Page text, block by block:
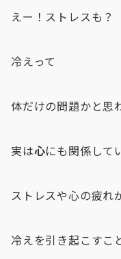
えー！ストレスも？
冷えって
体だけの問題かと思
実は心にも関係して
ストレスや心の疲れ
冷えを引き起こすこ